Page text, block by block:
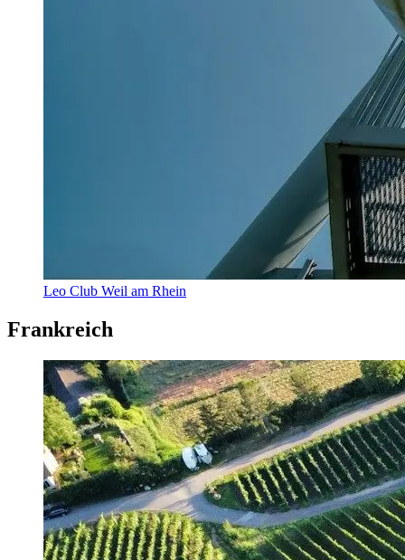
Leo Club Weil am Rhein
Frankreich